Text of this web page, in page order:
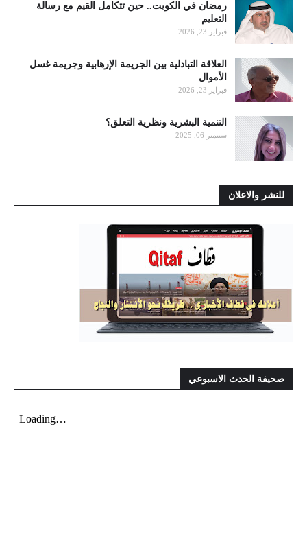
رمضان في الكويت.. حين تتكامل القيم مع رسالة
التعليم
فبراير 23, 2026
العلاقة التبادلية بين الجريمة الإرهابية وجريمة غسل
الأموال
فبراير 23, 2026
التنمية البشرية ونظرية التعلق؟
سبتمبر 06, 2025
للنشر والاعلان
صحيفة الحدث الاسبوعي